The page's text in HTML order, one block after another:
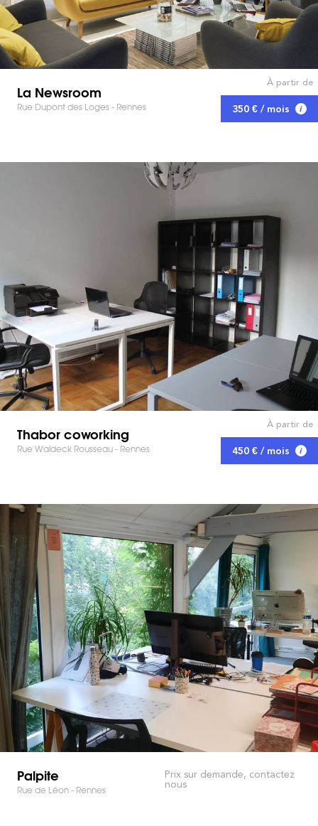
La Newsroom
Rue Dupont des Loges - Rennes
À partir de
350 € / mois
Thabor coworking
Rue Waldeck Rousseau - Rennes
À partir de
450 € / mois
Palpite
Rue de Léon - Rennes
Prix sur demande, contactez
nous